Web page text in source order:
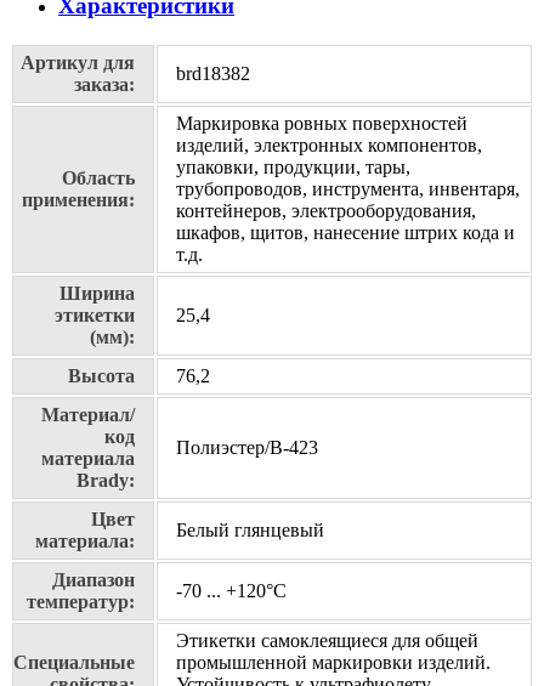
Характеристики
Артикул для
заказа:
brd18382
Область
применения:
Маркировка ровных поверхностей
изделий, электронных компонентов,
упаковки, продукции, тары,
трубопроводов, инструмента, инвентаря,
контейнеров, электрооборудования,
шкафов, щитов, нанесение штрих кода и
т.д.
Ширина
этикетки
(мм):
25,4
Высота
76,2
Материал/
код
материала
Brady:
Полиэстер/В-423
Цвет
материала:
Белый глянцевый
Диапазон
температур:
-70 ... +120°С
Специальные
Этикетки самоклеящиеся для общей
промышленной маркировки изделий.